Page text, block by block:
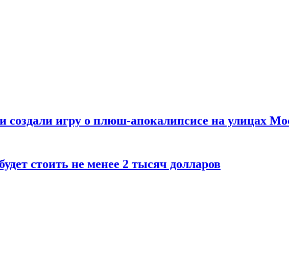
создали игру о плюш-апокалипсисе на улицах
стоить не менее 2 тысяч долларов